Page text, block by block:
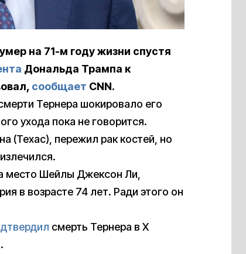
на 71-м году жизни спустя
Дональда Трампа к
сообщает CNN.
Тернера шокировало его
ухода пока не говорится.
(Техас), пережил рак костей, но
место Шейлы Джексон Ли,
в возрасте 74 лет. Ради этого он
смерть Тернера в X